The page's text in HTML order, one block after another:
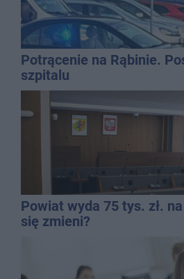
Potrącenie na Rąbinie.
szpitalu
Powiat wyda 75 tys. zł.
się zmieni?